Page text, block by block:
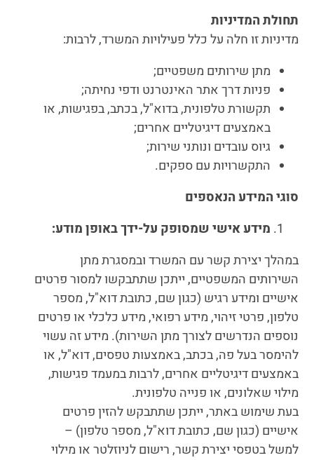
תחולת המדיניות
מדיניות זו חלה על כלל פעילויות המשרד, לרבות:
מתן שירותים משפטיים;
פניות דרך אתר האינטרנט ודפי נחיתה;
תקשורת טלפונית, בדוא"ל, בכתב, בפגישות, או
באמצעים דיגיטליים אחרים;
גיוס עובדים ונותני שירות;
התקשרויות עם ספקים.
סוגי המידע הנאספים
מידע אישי שמסופק על-ידך באופן מודע:
במהלך יצירת קשר עם המשרד ובמסגרת מתן
השירותים המשפטיים, ייתכן שתתבקשו למסור פרטים
אישיים ומידע רגיש (כגון שם, כתובת דוא"ל, מספר
טלפון, פרטי זיהוי, מידע רפואי, מידע כלכלי או פרטים
נוספים הנדרשים לצורך מתן השירות). מידע זה עשוי
להימסר בעל פה, בכתב, באמצעות טפסים, דוא"ל, או
באמצעים דיגיטליים אחרים, לרבות במעמד פגישות,
מילוי שאלונים, או פנייה טלפונית.
בעת שימוש באתר, ייתכן שתתבקש להזין פרטים
אישיים (כגון שם, כתובת דוא"ל, מספר טלפון) –
למשל בטפסי יצירת קשר, רישום לניוזלטר או מילוי